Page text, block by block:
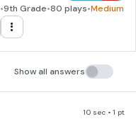
•9th Grade•80 plays•Medium
Show all answers
10 sec • 1 pt